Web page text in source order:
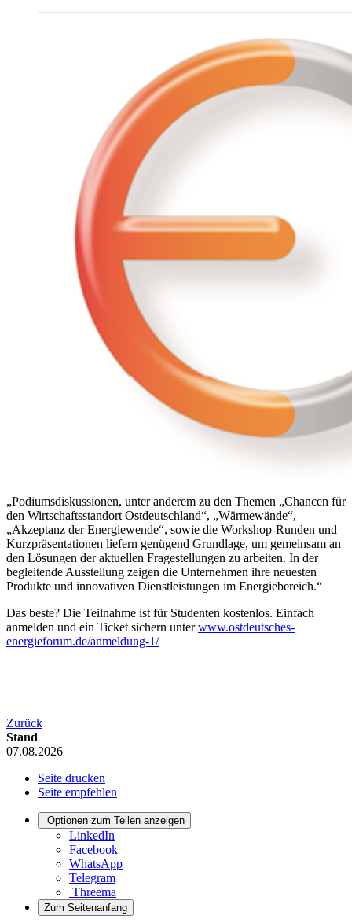
„Podiumsdiskussionen, unter anderem zu den Themen „Chancen für
den Wirtschaftsstandort Ostdeutschland“, „Wärmewände“,
„Akzeptanz der Energiewende“, sowie die Workshop-Runden und
Kurzpräsentationen liefern genügend Grundlage, um gemeinsam an
den Lösungen der aktuellen Fragestellungen zu arbeiten. In der
begleitende Ausstellung zeigen die Unternehmen ihre neuesten
Produkte und innovativen Dienstleistungen im Energiebereich.“
Das beste? Die Teilnahme ist für Studenten kostenlos. Einfach
anmelden und ein Ticket sichern unterwww.ostdeutsches-
energieforum.de/anmeldung-1/
Zurück
Stand
07.08.2026
Seite drucken
Seite empfehlen
Optionen zum Teilen anzeigen
LinkedIn
Facebook
WhatsApp
Telegram
Threema
Zum Seitenanfang